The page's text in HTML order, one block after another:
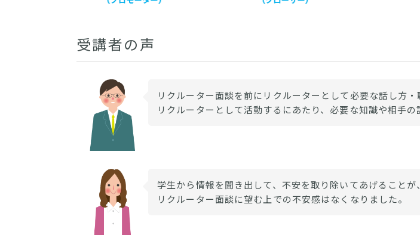
受講者の声
リクルーター面談を前にリクルーターとして必要な話し方
リクルーターとして活動するにあたり、必要な知識や相手
学生から情報を聞き出して、不安を取り除いてあげること
リクルーター面談に望む上での不安感はなくなりました。